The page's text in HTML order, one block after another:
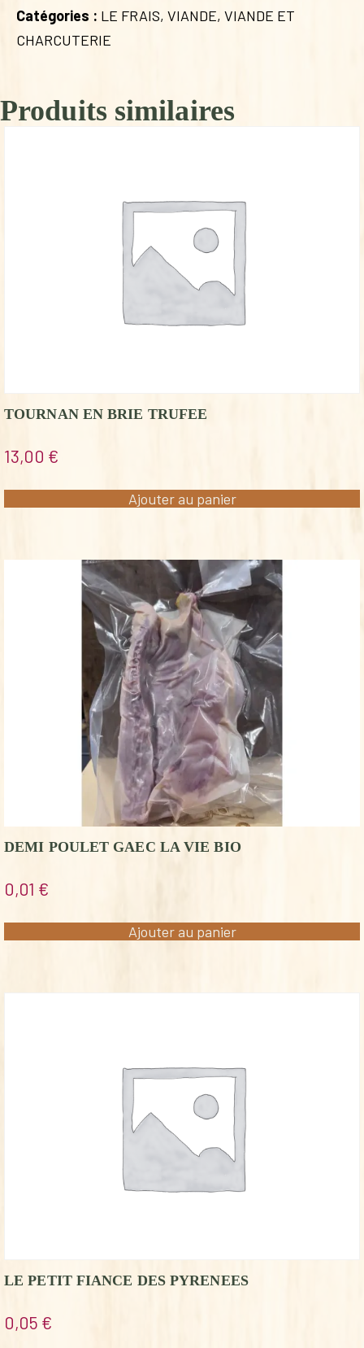
Catégories : LE FRAIS, VIANDE, VIANDE ET
CHARCUTERIE
Produits similaires
TOURNAN EN BRIE TRUFEE
13,00 €
Ajouter au panier
DEMI POULET GAEC LA VIE BIO
0,01 €
Ajouter au panier
LE PETIT FIANCE DES PYRENEES
0,05 €